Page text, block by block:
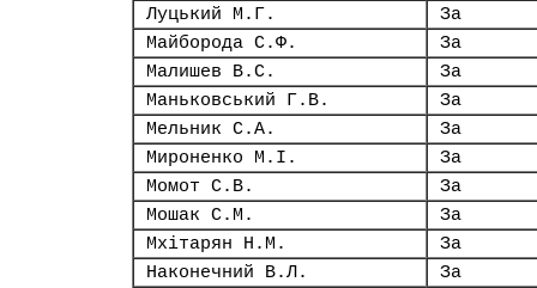
Луцький М.Г.
За
Майборода С.Ф.
За
Малишев В.С.
За
Маньковський Г.В.
За
Мельник С.А.
За
Мироненко М.І.
За
Момот С.В.
За
Мошак С.М.
За
Мхітарян Н.М.
За
Наконечний В.Л.
За